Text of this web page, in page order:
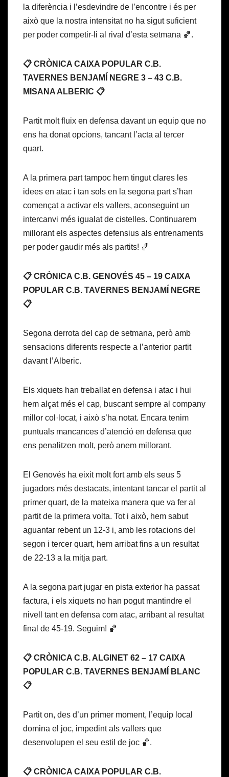
la diferència i l’esdevindre de l’encontre i és per
això que la nostra intensitat no ha sigut suficient
per poder competir-li al rival d’esta setmana 🏀.
📋 CRÒNICA CAIXA POPULAR C.B.
TAVERNES BENJAMÍ NEGRE 3 – 43 C.B.
MISANA ALBERIC 📋
Partit molt fluix en defensa davant un equip que no
ens ha donat opcions, tancant l’acta al tercer
quart.
A la primera part tampoc hem tingut clares les
idees en atac i tan sols en la segona part s’han
començat a activar els vallers, aconseguint un
intercanvi més igualat de cistelles. Continuarem
millorant els aspectes defensius als entrenaments
per poder gaudir més als partits! 🏀
📋 CRÒNICA C.B. GENOVÉS 45 – 19 CAIXA
POPULAR C.B. TAVERNES BENJAMÍ NEGRE
📋
Segona derrota del cap de setmana, però amb
sensacions diferents respecte a l’anterior partit
davant l’Alberic.
Els xiquets han treballat en defensa i atac i hui
hem alçat més el cap, buscant sempre al company
millor col·locat, i això s’ha notat. Encara tenim
puntuals mancances d’atenció en defensa que
ens penalitzen molt, però anem millorant.
El Genovés ha eixit molt fort amb els seus 5
jugadors més destacats, intentant tancar el partit al
primer quart, de la mateixa manera que va fer al
partit de la primera volta. Tot i això, hem sabut
aguantar rebent un 12-3 i, amb les rotacions del
segon i tercer quart, hem arribat fins a un resultat
de 22-13 a la mitja part.
A la segona part jugar en pista exterior ha passat
factura, i els xiquets no han pogut mantindre el
nivell tant en defensa com atac, arribant al resultat
final de 45-19. Seguim! 🏀
📋 CRÒNICA C.B. ALGINET 62 – 17 CAIXA
POPULAR C.B. TAVERNES BENJAMÍ BLANC
📋
Partit on, des d’un primer moment, l’equip local
domina el joc, impedint als vallers que
desenvolupen el seu estil de joc 🏀.
📋 CRÒNICA CAIXA POPULAR C.B.